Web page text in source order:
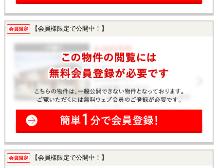
会員限定 【会員様限定で公開中！】
会員限定 【会員様限定で公開中！】